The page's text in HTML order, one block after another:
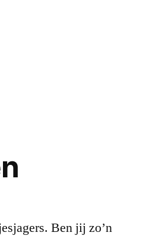
Ben jij zo’n